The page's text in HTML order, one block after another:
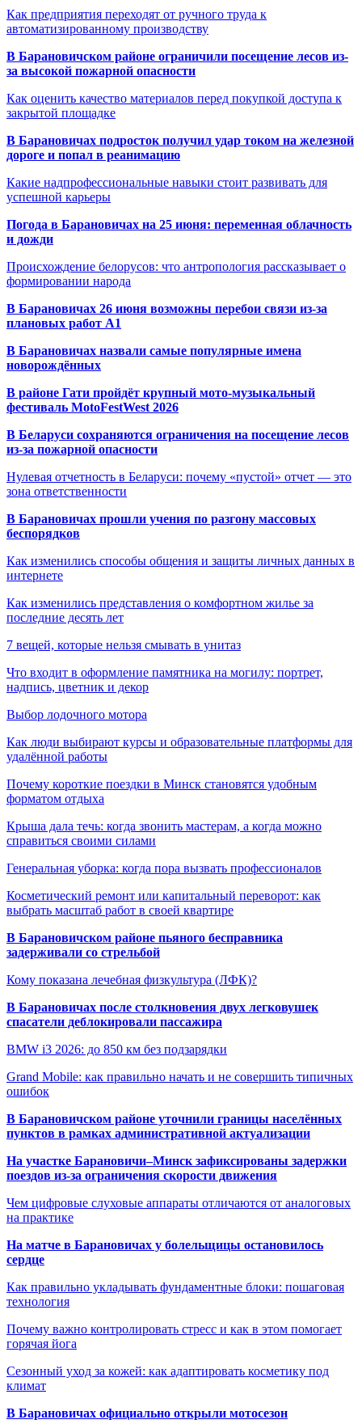
Как предприятия переходят от ручного труда к
автоматизированному производству
В Барановичском районе ограничили посещение лесов из-
за высокой пожарной опасности
Как оценить качество материалов перед покупкой доступа к
закрытой площадке
В Барановичах подросток получил удар током на железной
дороге и попал в реанимацию
Какие надпрофессиональные навыки стоит развивать для
успешной карьеры
Погода в Барановичах на 25 июня: переменная облачность
и дожди
Происхождение белорусов: что антропология рассказывает о
формировании народа
В Барановичах 26 июня возможны перебои связи из-за
плановых работ A1
В Барановичах назвали самые популярные имена
новорождённых
В районе Гати пройдёт крупный мото-музыкальный
фестиваль MotoFestWest 2026
В Беларуси сохраняются ограничения на посещение лесов
из-за пожарной опасности
Нулевая отчетность в Беларуси: почему «пустой» отчет — это
зона ответственности
В Барановичах прошли учения по разгону массовых
беспорядков
Как изменились способы общения и защиты личных данных в
интернете
Как изменились представления о комфортном жилье за
последние десять лет
7 вещей, которые нельзя смывать в унитаз
Что входит в оформление памятника на могилу: портрет,
надпись, цветник и декор
Выбор лодочного мотора
Как люди выбирают курсы и образовательные платформы для
удалённой работы
Почему короткие поездки в Минск становятся удобным
форматом отдыха
Крыша дала течь: когда звонить мастерам, а когда можно
справиться своими силами
Генеральная уборка: когда пора вызвать профессионалов
Косметический ремонт или капитальный переворот: как
выбрать масштаб работ в своей квартире
В Барановичском районе пьяного бесправника
задерживали со стрельбой
Кому показана лечебная физкультура (ЛФК)?
В Барановичах после столкновения двух легковушек
спасатели деблокировали пассажира
BMW i3 2026: до 850 км без подзарядки
Grand Mobile: как правильно начать и не совершить типичных
ошибок
В Барановичском районе уточнили границы населённых
пунктов в рамках административной актуализации
На участке Барановичи–Минск зафиксированы задержки
поездов из-за ограничения скорости движения
Чем цифровые слуховые аппараты отличаются от аналоговых
на практике
На матче в Барановичах у болельщицы остановилось
сердце
Как правильно укладывать фундаментные блоки: пошаговая
технология
Почему важно контролировать стресс и как в этом помогает
горячая йога
Сезонный уход за кожей: как адаптировать косметику под
климат
В Барановичах официально открыли мотосезон